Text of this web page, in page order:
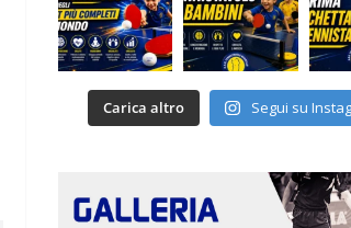
Carica altro Segui su